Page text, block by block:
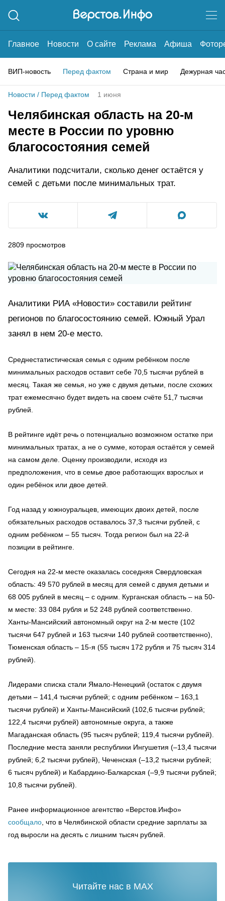
Главное Новости О сайте Реклама Афиша
ВИП-новость Перед фактом Страна и мир Дежурная
Новости / Перед фактом 1 июня
Челябинская область на 20-м
месте в России по уровню
благосостояния семей
Аналитики подсчитали, сколько денег остаётся у
семей с детьми после минимальных трат.
2809 просмотров
Аналитики РИА «Новости» составили рейтинг
регионов по благосостоянию семей. Южный Урал
занял в нем 20-е место.
Среднестатистическая семья с одним ребёнком после
минимальных расходов оставит себе 70,5 тысячи рублей в
месяц. Такая же семья, но уже с двумя детьми, после схожих
трат ежемесячно будет видеть на своем счёте 51,7 тысячи
рублей.
В рейтинге идёт речь о потенциально возможном остатке при
минимальных тратах, а не о сумме, которая остаётся у семей
на самом деле. Оценку производили, исходя из
предположения, что в семье двое работающих взрослых и
один ребёнок или двое детей.
Год назад у южноуральцев, имеющих двоих детей, после
обязательных расходов оставалось 37,3 тысячи рублей, с
одним ребёнком – 55 тысяч. Тогда регион был на 22-й
позиции в рейтинге.
Сегодня на 22-м месте оказалась соседняя Свердловская
область: 49 570 рублей в месяц для семей с двумя детьми и
68 005 рублей в месяц – с одним. Курганская область – на 50-
м месте: 33 084 рубля и 52 248 рублей соответственно.
Ханты-Мансийский автономный округ на 2-м месте (102
тысячи 647 рублей и 163 тысячи 140 рублей соответственно),
Тюменская область – 15-я (55 тысяч 172 рубля и 75 тысяч 314
рублей).
Лидерами списка стали Ямало-Ненецкий (остаток с двумя
детьми – 141,4 тысячи рублей; с одним ребёнком – 163,1
тысячи рублей) и Ханты-Мансийский (102,6 тысячи рублей;
122,4 тысячи рублей) автономные округа, а также
Магаданская область (95 тысяч рублей; 119,4 тысячи рублей).
Последние места заняли республики Ингушетия (–13,4 тысячи
рублей; 6,2 тысячи рублей), Чеченская (–13,2 тысячи рублей;
6 тысяч рублей) и Кабардино-Балкарская (–9,9 тысячи рублей;
10,8 тысячи рублей).
Ранее информационное агентство «Верстов.Инфо»
сообщало , что в Челябинской области средние зарплаты за
год выросли на десять с лишним тысяч рублей.
Читайте нас в MAX